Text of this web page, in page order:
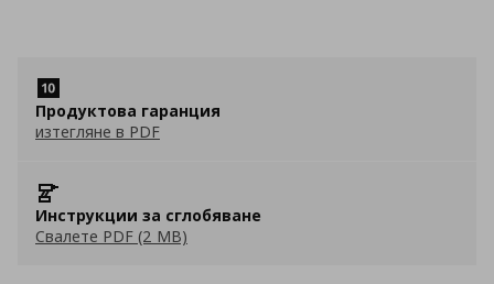
Продуктова гаранция
изтегляне в PDF
Инструкции за сглобяване
Свалете PDF (2 MB)